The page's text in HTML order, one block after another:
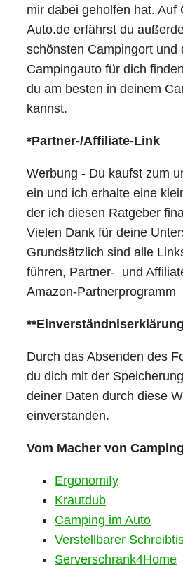
mir dabei geholfen hat. Auf
Auto.de erfährst du
schönsten Campingort und
Campingauto für dich
du am besten in deinem
kannst.
*Partner-/Affiliate-Link
Werbung - Du kaufst zum
ein und ich erhalte eine
der ich diesen Ratgeber
Vielen Dank für deine
Grundsätzlich sind alle
führen, Partner- und
Amazon-Partnerprogramm
**Einverständniserklärung
Durch das Absenden des
du dich mit der
deiner Daten durch diese
einverstanden.
Vom Macher von
Ergonomify
Krautdub
Camping im Auto
Verstellbarer
Serverschrank4Home